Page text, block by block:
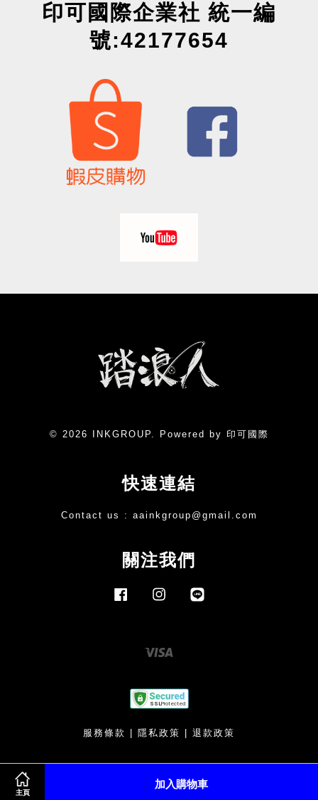
主頁
加入購物車
印可國際企業社 統一編
號:42177654
© 2026 INKGROUP. Powered by 印可國際
快速連結
Contact us : aainkgroup@gmail.com
關注我們
FacebookInstagram
服務條款 | 隱私政策 | 退款政策